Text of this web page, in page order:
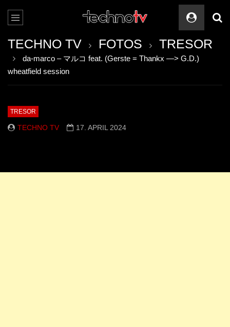
TECHNO TV FOTOS TRESOR
da-marco – マルコ feat. (Gerste = Thankx —> G.D.)
wheatfield session
TRESOR
TECHNO TV 17. APRIL 2024